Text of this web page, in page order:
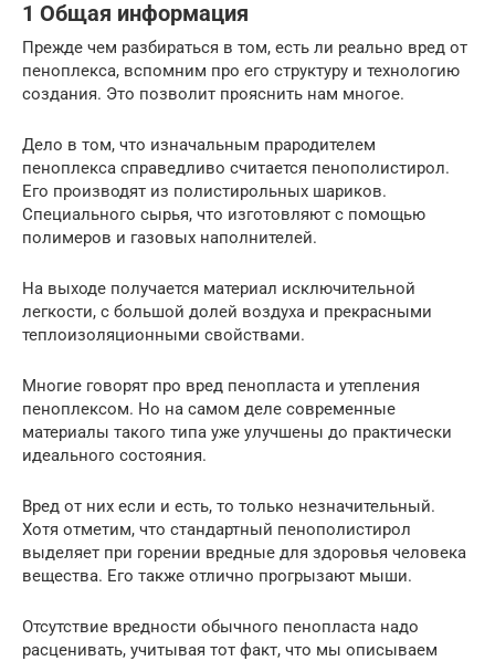
1 Общая информация
Прежде чем разбираться в том, есть ли реально вред от
пеноплекса, вспомним про его структуру и технологию
создания. Это позволит прояснить нам многое.
Дело в том, что изначальным прародителем
пеноплекса справедливо считается пенополистирол.
Его производят из полистирольных шариков.
Специального сырья, что изготовляют с помощью
полимеров и газовых наполнителей.
На выходе получается материал исключительной
легкости, с большой долей воздуха и прекрасными
теплоизоляционными свойствами.
Многие говорят про вред пенопласта и утепления
пеноплексом. Но на самом деле современные
материалы такого типа уже улучшены до практически
идеального состояния.
Вред от них если и есть, то только незначительный.
Хотя отметим, что стандартный пенополистирол
выделяет при горении вредные для здоровья человека
вещества. Его также отлично прогрызают мыши.
Отсутствие вредности обычного пенопласта надо
расценивать, учитывая тот факт, что мы описываем